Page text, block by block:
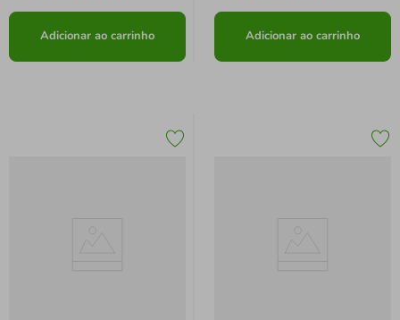
Adicionar ao carrinho Adicionar ao carrinho